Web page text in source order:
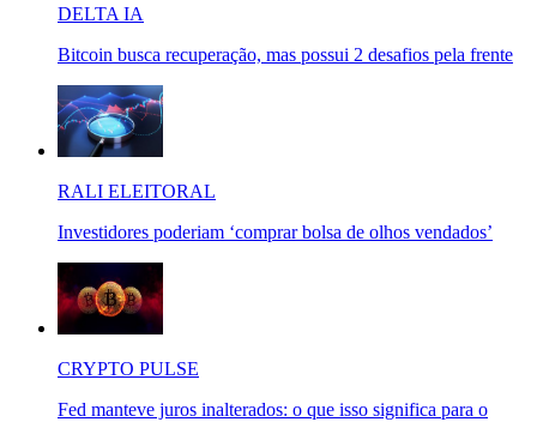
DELTA IA
Bitcoin busca recuperação, mas possui 2 desafios pela frente
RALI ELEITORAL
Investidores poderiam ‘comprar bolsa de olhos vendados’
CRYPTO PULSE
Fed manteve juros inalterados: o que isso significa para o